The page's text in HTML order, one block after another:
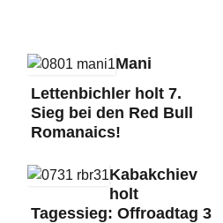
Mani
Lettenbichler holt 7.
Sieg bei den Red Bull
Romanaics!
Kabakchiev
holt
Tagessieg: Offroadtag 3